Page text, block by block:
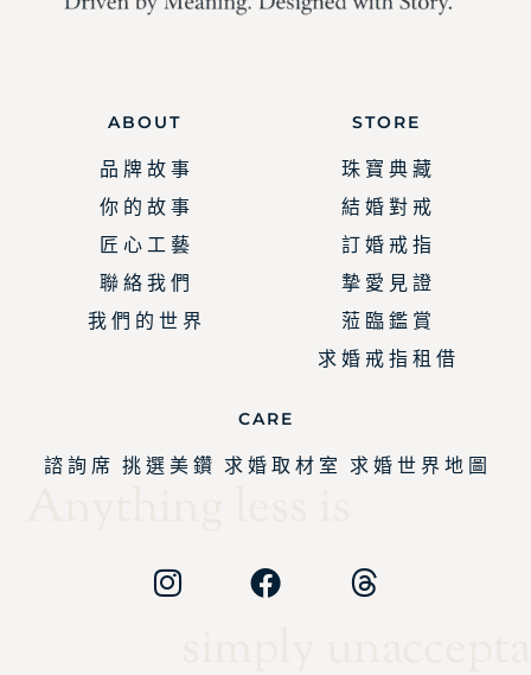
ABOUT
品 牌 故 事
你 的 故 事
匠 心 工 藝
聯 絡 我 們
我 們 的 世 界
STORE
珠 寶 典 藏
結 婚 對 戒
訂 婚 戒 指
摯 愛 見 證
蒞 臨 鑑 賞
求 婚 戒 指 租 借
CARE
諮 詢 席 挑 選 美 鑽 求 婚 取 材 室 求 婚 世 界 地 圖